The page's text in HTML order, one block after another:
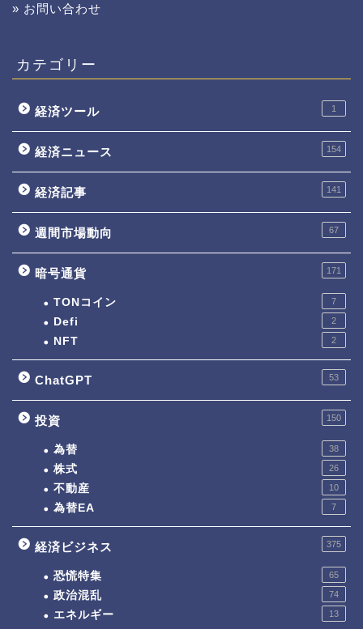
» お問い合わせ
カテゴリー
経済ツール 1
経済ニュース 154
経済記事 141
週間市場動向 67
暗号通貨 171
TONコイン 7
Defi 2
NFT 2
ChatGPT 53
投資 150
為替 38
株式 26
不動産 10
為替EA 7
経済ビジネス 375
恐慌特集 65
政治混乱 74
エネルギー 13